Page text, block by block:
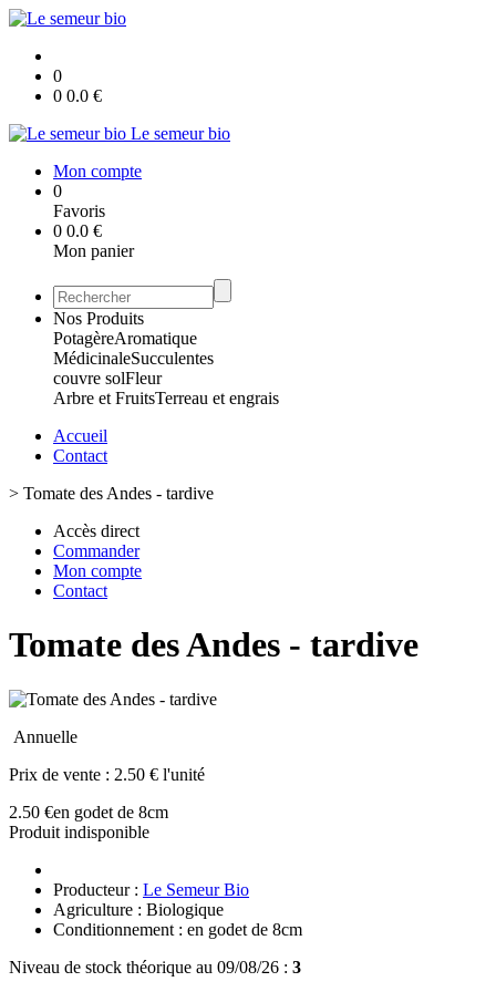
0
0 0.0 €
Le semeur bio
Mon compte
0
Favoris
0 0.0 €
Mon panier
Nos Produits
PotagèreAromatique
MédicinaleSucculentes
couvre solFleur
Arbre et FruitsTerreau et engrais
Accueil
Contact
> Tomate des Andes - tardive
Accès direct
Commander
Mon compte
Contact
Tomate des Andes - tardive
Annuelle
Prix de vente : 2.50 € l'unité
2.50 €en godet de 8cm
Produit indisponible
Producteur : Le Semeur Bio
Agriculture : Biologique
Conditionnement : en godet de 8cm
Niveau de stock théorique au 09/08/26 : 3